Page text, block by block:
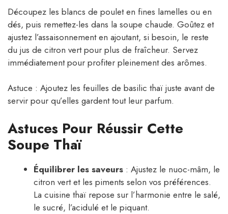
Découpez les blancs de poulet en fines lamelles ou en
dés, puis remettez-les dans la soupe chaude. Goûtez et
ajustez l’assaisonnement en ajoutant, si besoin, le reste
du jus de citron vert pour plus de fraîcheur. Servez
immédiatement pour profiter pleinement des arômes.
Astuce : Ajoutez les feuilles de basilic thaï juste avant de
servir pour qu’elles gardent tout leur parfum.
Astuces Pour Réussir Cette
Soupe Thaï
Équilibrer les saveurs : Ajustez le nuoc-mâm, le
citron vert et les piments selon vos préférences.
La cuisine thaï repose sur l’harmonie entre le salé,
le sucré, l’acidulé et le piquant.